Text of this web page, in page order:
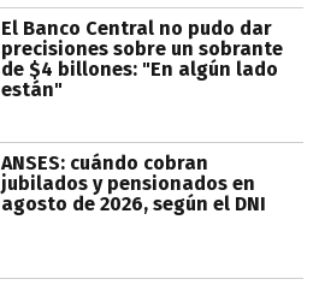
El Banco Central no pudo dar
precisiones sobre un sobrante
de $4 billones: "En algún lado
están"
ANSES: cuándo cobran
jubilados y pensionados en
agosto de 2026, según el DNI